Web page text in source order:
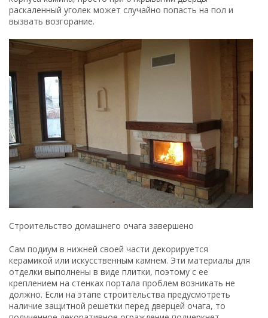
Строительство домашнего очага завершено
Сам подиум в нижней своей части декорируется
керамикой или искусственным камнем. Эти материалы для
отделки выполнены в виде плитки, поэтому с ее
креплением на стенках портала проблем возникать не
должно. Если на этапе строительства предусмотреть
наличие защитной решетки перед дверцей очага, то
полученное декоративное ограждение подчеркнет
приверженность конструкции к винтажному стилю,
сделает камин более изящным и аристократическим.
Корпус дымохода перед отделкой придется
предварительно подготовить. Все стыки листов
гипсокартона обрабатываются шпатлевкой. В местах
крепления листов шляпки саморезов должны быть
утоплены, а углубления заделываются шпателем.